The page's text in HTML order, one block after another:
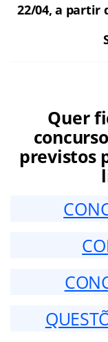
22/04, a partir
Quer
previstos